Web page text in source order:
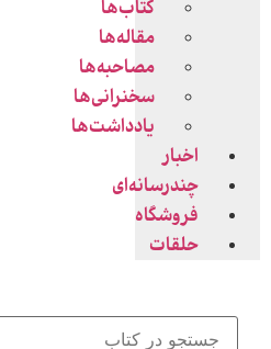
کتاب‌ها
مقاله‌ها
مصاحبه‌ها
سخنرانی‌ها
یادداشت‌ها
اخبار
چندرسانه‌ای
فروشگاه
حلقات